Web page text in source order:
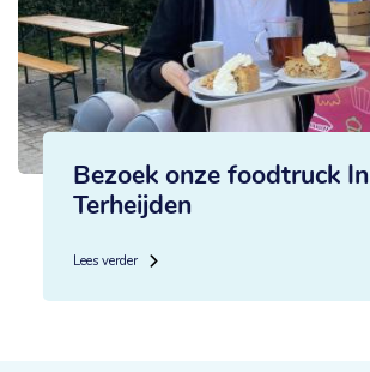
Bezoek onze foodtruck In
Terheijden
Lees verder